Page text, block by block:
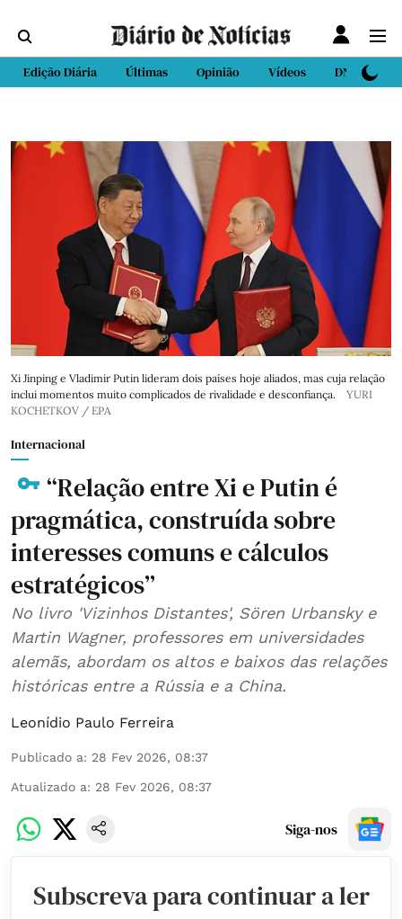
Edição Diária Últimas Opinião Vídeos DN Sport
Xi Jinping e Vladimir Putin lideram dois países hoje aliados, mas cuja relação
inclui momentos muito complicados de rivalidade e desconfiança.
YURI
KOCHETKOV / EPA
Internacional
“Relação entre Xi e Putin é
pragmática, construída sobre
interesses comuns e cálculos
estratégicos”
No livro 'Vizinhos Distantes', Sören Urbansky e
Martin Wagner, professores em universidades
alemãs, abordam os altos e baixos das relações
históricas entre a Rússia e a China.
Leonídio Paulo Ferreira
Publicado a: 28 Fev 2026, 08:37
Atualizado a: 28 Fev 2026, 08:37
Siga-nos
Subscreva para continuar a ler